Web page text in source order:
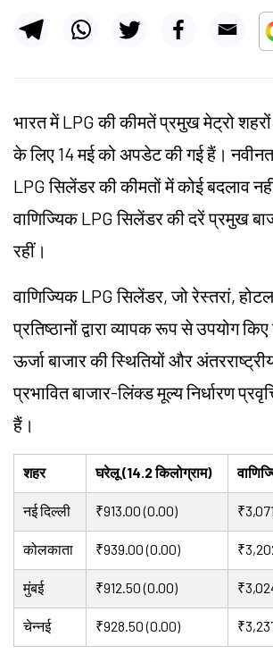
भारत में LPG की कीमतें प्रमुख मेट्रो
के लिए 14 मई को अपडेट की गई हैं।
LPG सिलेंडर की कीमतों में कोई बदलाव
वाणिज्यिक LPG सिलेंडर की दरें प्रमुख
रहीं।
वाणिज्यिक LPG सिलेंडर, जो रेस्तरां,
प्रतिष्ठानों द्वारा व्यापक रूप से उपयोग
ऊर्जा बाजार की स्थितियों और
प्रभावित बाजार-लिंक्ड मूल्य निर्धारण
हैं।
शहर घरेलू (14.2 किलोग्राम)
नई दिल्ली ₹913.00 (0.00)
कोलकाता ₹939.00 (0.00)
मुंबई ₹912.50 (0.00)
चेन्नई ₹928.50 (0.00)